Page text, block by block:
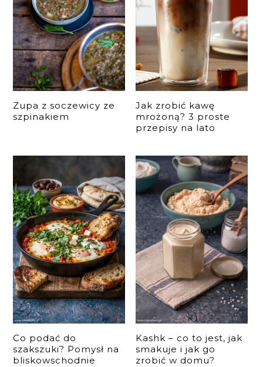
Zupa z soczewicy ze
szpinakiem
Jak zrobić kawę
mrożoną? 3 proste
przepisy na lato
Co podać do
szakszuki? Pomysł na
bliskowschodnie
Kashk – co to jest, jak
smakuje i jak go
zrobić w domu?